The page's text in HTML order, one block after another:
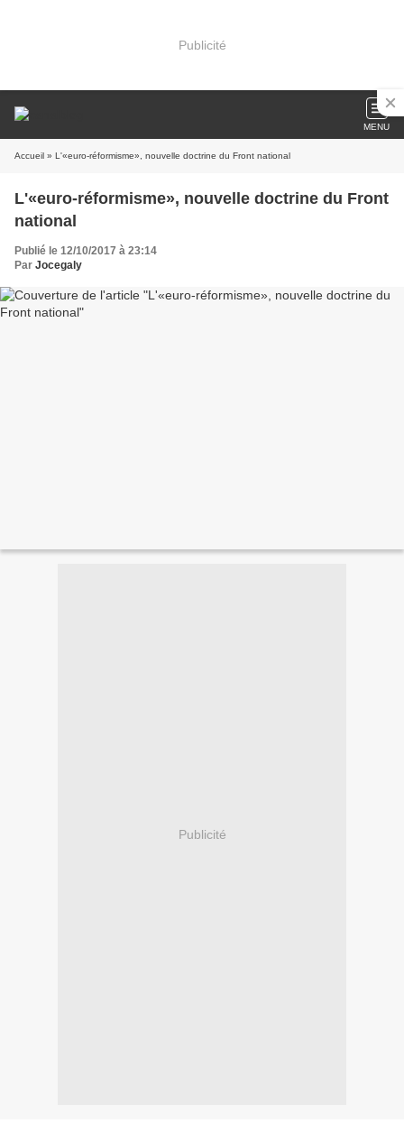
Publicité
MENU
Accueil » L'«euro-réformisme», nouvelle doctrine du Front national
L'«euro-réformisme», nouvelle doctrine du Front
national
Publié le 12/10/2017 à 23:14
Par Jocegaly
Publicité